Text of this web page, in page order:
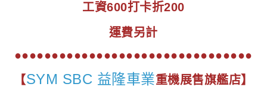
工資600打卡折200
運費另計
●●●●●●●●●●●●●●●●●●●●●●●●●●●●●●●●
【SYM SBC 益隆車業重機展售旗艦店】